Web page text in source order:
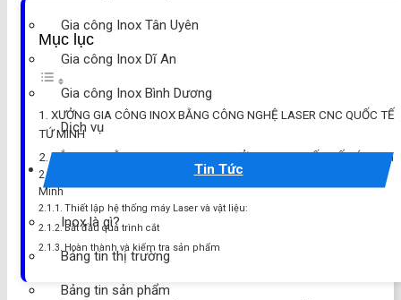
Gia công Inox Tân Uyên
Gia công Inox Dĩ An
Gia công Inox Bình Dương
Dịch vụ
Tin Tức
Inox là gì?
Bảng tin thị trường
Bảng tin sản phẩm
Mục lục
XƯỞNG GIA CÔNG INOX BẰNG CÔNG NGHỆ LASER CNC QUỐC TẾ
TỨ MINH
CẮT INOX BẰNG LASER CNC TẠI XƯỞNG INOX QUỐC TẾ TỨ MINH
Quy trình cắt Inox bằng công nghệ Laser CNC tại Inox Quốc Tế Tứ
Minh
Thiết lập hệ thống máy Laser và vật liệu:
Bắt đầu quá trình cắt
Hoàn thành và kiểm tra sản phẩm